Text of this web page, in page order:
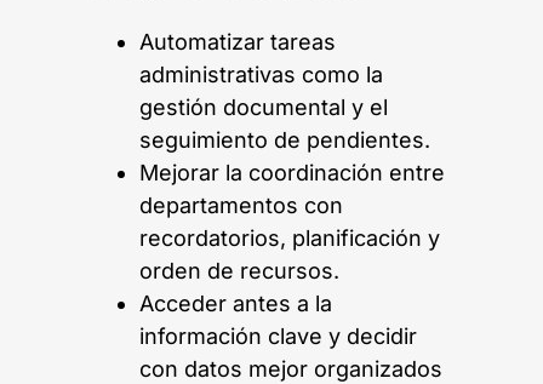
Automatizar tareas
administrativas como la
gestión documental y el
seguimiento de pendientes.
Mejorar la coordinación entre
departamentos con
recordatorios, planificación y
orden de recursos.
Acceder antes a la
información clave y decidir
con datos mejor organizados